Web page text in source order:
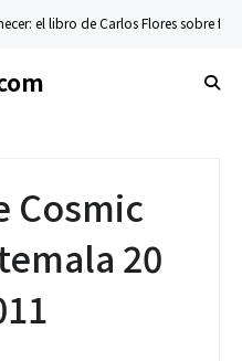
el libro de Carlos Flores sobre fe y
Cosmic
20